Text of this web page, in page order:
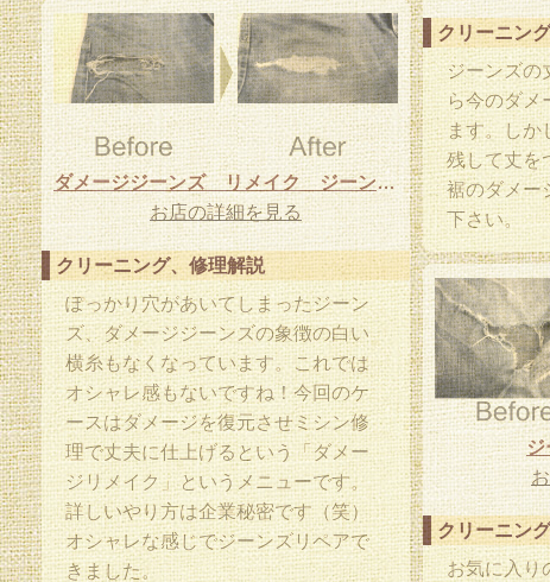
クリーニン
ジーンズの
ら今のダメ
ます。しか
残して丈を
裾のダメー
下さい。
ダメージジーンズ リメイク ジーンズ修理
お店の詳細を見る
クリーニング、修理解説
ぽっかり穴があいてしまったジーン
ズ、ダメージジーンズの象徴の白い
横糸もなくなっています。これでは
オシャレ感もないですね！今回のケ
ースはダメージを復元させミシン修
理で丈夫に仕上げるという「ダメー
ジリメイク」というメニューです。
詳しいやり方は企業秘密です（笑）
オシャレな感じでジーンズリペアで
きました。
ジ
クリーニン
お気に入り